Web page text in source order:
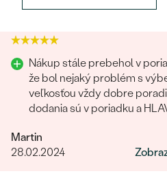
Nákup stále prebehol v
že bol nejaký problém s
veľkosťou vždy dobre
dodania sú v poriadku a
Martin
28.02.2024